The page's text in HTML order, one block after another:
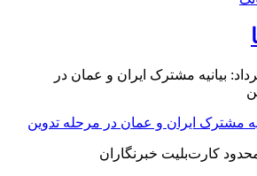
مشترک ایران و عمان در مرحله تدوین